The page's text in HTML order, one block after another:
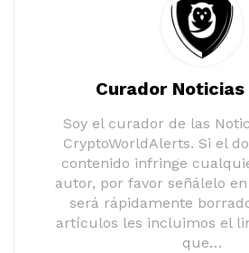
Curador
Soy el curador de las
CryptoWorldAlerts. Si el
contenido infringe
autor, por favor señálelo
será rápidamente
artículos les incluimos el
que…